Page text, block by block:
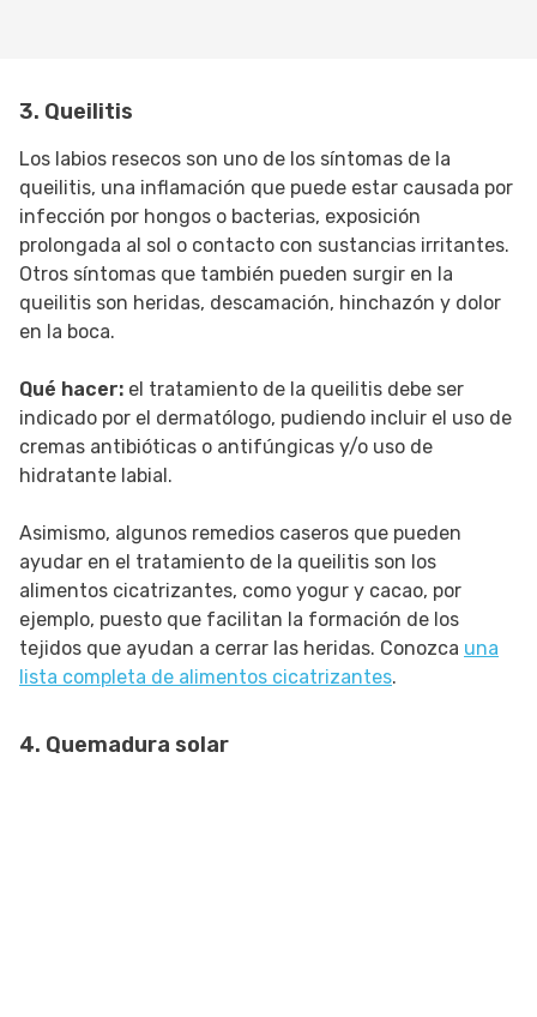
3. Queilitis
Los labios resecos son uno de los síntomas de la
queilitis, una inflamación que puede estar causada por
infección por hongos o bacterias, exposición
prolongada al sol o contacto con sustancias irritantes.
Otros síntomas que también pueden surgir en la
queilitis son heridas, descamación, hinchazón y dolor
en la boca.
Qué hacer: el tratamiento de la queilitis debe ser
indicado por el dermatólogo, pudiendo incluir el uso de
cremas antibióticas o antifúngicas y/o uso de
hidratante labial.
Asimismo, algunos remedios caseros que pueden
ayudar en el tratamiento de la queilitis son los
alimentos cicatrizantes, como yogur y cacao, por
ejemplo, puesto que facilitan la formación de los
tejidos que ayudan a cerrar las heridas. Conozca una
lista completa de alimentos cicatrizantes.
4. Quemadura solar